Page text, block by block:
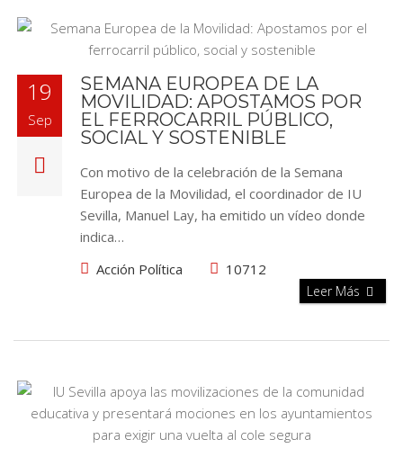
19
Sep
SEMANA EUROPEA DE LA
MOVILIDAD: APOSTAMOS POR
EL FERROCARRIL PÚBLICO,
SOCIAL Y SOSTENIBLE
Con motivo de la celebración de la Semana
Europea de la Movilidad, el coordinador de IU
Sevilla, Manuel Lay, ha emitido un vídeo donde
indica…
Acción Política
10712
Leer Más